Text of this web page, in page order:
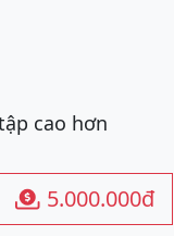
cao hơn
 5.000.000đ